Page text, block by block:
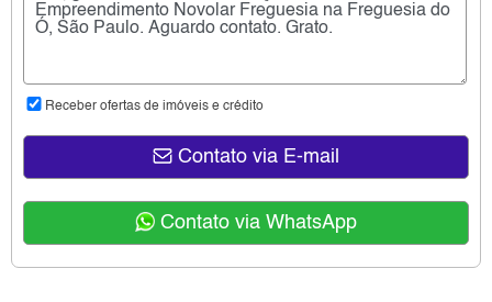
Receber ofertas de imóveis e crédito
Contato via E-mail
Contato via WhatsApp